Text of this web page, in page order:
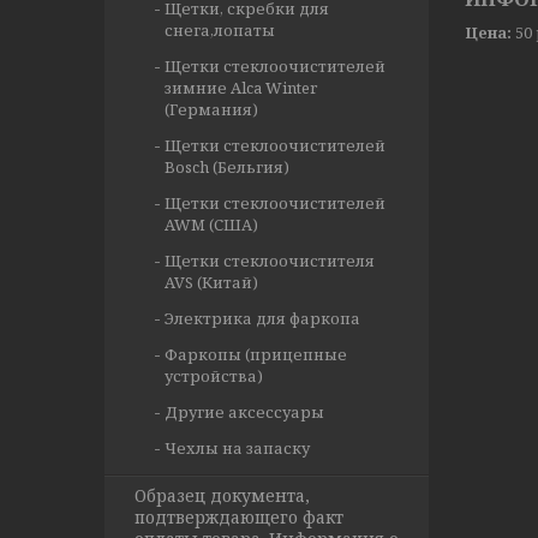
Цена: 50
Щетки, скребки для
снега,лопаты
Щетки стеклоочистителей
зимние Alca Winter
(Германия)
Щетки стеклоочистителей
Bosch (Бельгия)
Щетки стеклоочистителей
AWM (США)
Щетки стеклоочистителя
AVS (Китай)
Электрика для фаркопа
Фаркопы (прицепные
устройства)
Другие аксессуары
Чехлы на запаску
Образец документа,
подтверждающего факт